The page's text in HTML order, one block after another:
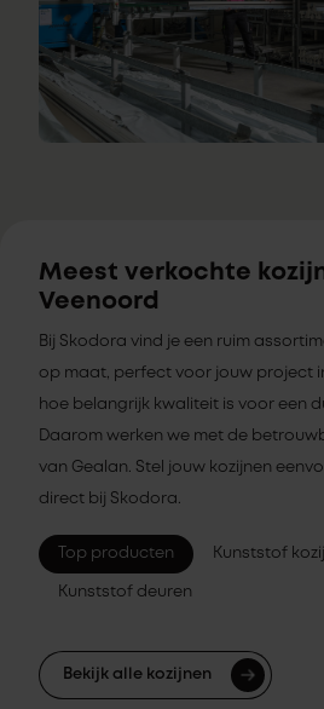
Meest verkochte
Veenoord
Bij Skodora vind je een ruim
op maat, perfect voor jouw project
hoe belangrijk kwaliteit is voor een
Daarom werken we met de
van Gealan. Stel jouw kozijnen
direct bij Skodora.
Top producten Kunststof
Kunststof deuren
Bekijk alle kozijnen